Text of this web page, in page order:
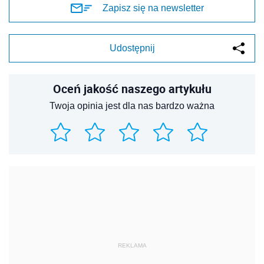
Zapisz się na newsletter
Udostępnij
Oceń jakość naszego artykułu
Twoja opinia jest dla nas bardzo ważna
REKLAMA